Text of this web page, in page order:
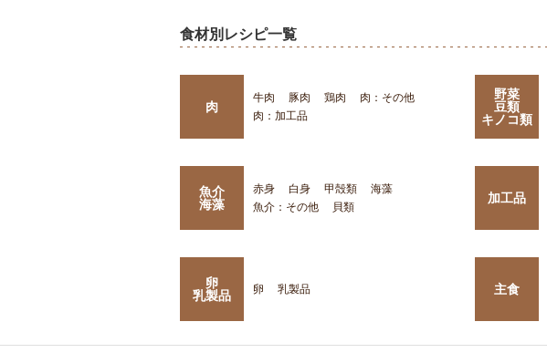
食材別レシピ一覧
肉
牛肉 豚肉 鶏肉
肉：その他
肉：加工品
野菜
豆類
キノコ類
魚介
海藻
赤身 白身 甲殻類
海藻
魚介：その他
貝類
加工品
卵
乳製品
卵 乳製品 主食